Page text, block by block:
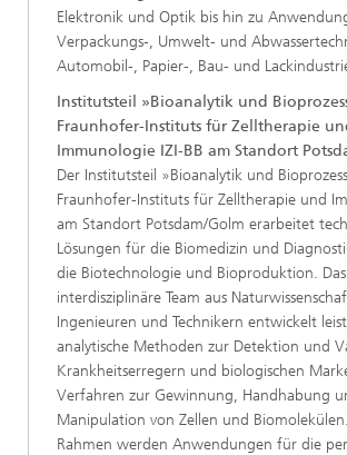
Elektronik und Optik bis hin zu
Verpackungs-, Umwelt- und
Automobil-, Papier-, Bau- und
Institutsteil »Bioanalytik und
Fraunhofer-Instituts für Zelltherapie
Immunologie IZI-BB am Standort
Der Institutsteil »Bioanalytik und
Fraunhofer-Instituts für Zelltherapie und
am Standort Potsdam/Golm erarbeitet
Lösungen für die Biomedizin und
die Biotechnologie und Bioproduktion. Das
interdisziplinäre Team aus
Ingenieuren und Technikern entwickelt
analytische Methoden zur Detektion und
Krankheitserregern und biologischen
Verfahren zur Gewinnung, Handhabung
Manipulation von Zellen und
Rahmen werden Anwendungen für die